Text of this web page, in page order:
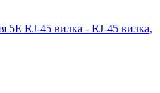
5E RJ-45 вилка - RJ-45 вилка,